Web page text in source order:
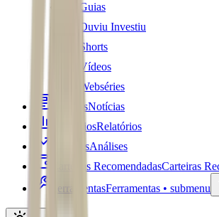
Guias
Ouviu Investiu
Shorts
Vídeos
Webséries
NotíciasNotícias
RelatóriosRelatórios
AnálisesAnálises
Carteiras RecomendadasCarteiras
FerramentasFerramentas • submenu